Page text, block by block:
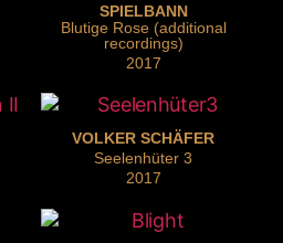
SPIELBANN
Blutige Rose (additional
recordings)
2017
VOLKER SCHÄFER
Seelenhüter 3
2017